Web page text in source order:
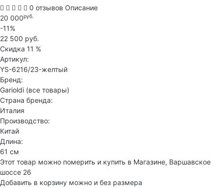
0 отзывов Описание
20 000руб.
-11%
22 500 руб.
Скидка 11 %
Артикул:
YS-6216/23-желтый
Бренд:
Garioldi (все товары)
Страна бренда:
Италия
Производство:
Китай
Длина:
61 см
Этот товар можно померить и купить в Магазине, Варшавское
шоссе 26
Добавить в корзину можно и без размера